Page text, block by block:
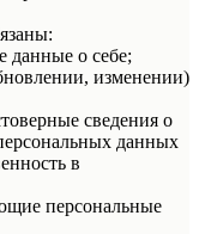
данные о себе;
изменении)
сведения о
данных
в
персональные